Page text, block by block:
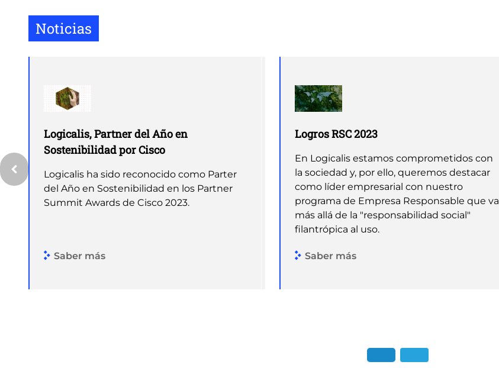
Noticias
Logicalis, Partner del Año en
Sostenibilidad por Cisco
Logicalis ha sido reconocido como Parter
del Año en Sostenibilidad en los Partner
Summit Awards de Cisco 2023.
Saber más
Logros RSC 2023
En Logicalis estamos comprometidos con
la sociedad y, por ello, queremos destacar
como líder empresarial con nuestro
programa de Empresa Responsable que va
más allá de la "responsabilidad social"
filantrópica al uso.
Saber más